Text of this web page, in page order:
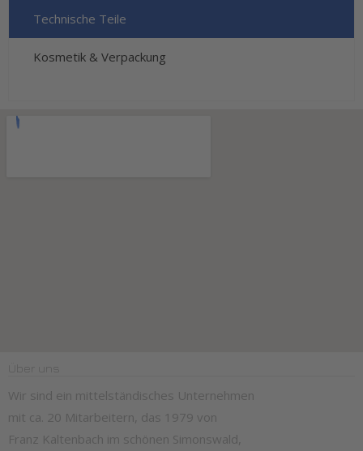
Technische Teile
Kosmetik & Verpackung
Wir sind ein mittelständisches Unternehmen
mit ca. 20 Mitarbeitern, das 1979 von
Franz Kaltenbach im schönen Simonswald,